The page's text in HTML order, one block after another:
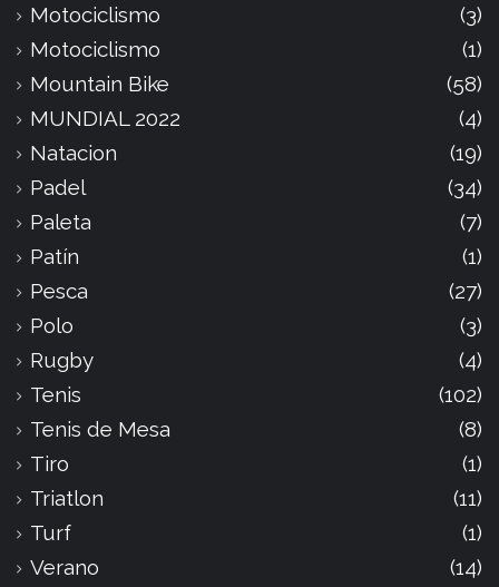
Motociclismo
(3)
Motociclismo
(1)
Mountain Bike
(58)
MUNDIAL 2022
(4)
Natacion
(19)
Padel
(34)
Paleta
(7)
Patín
(1)
Pesca
(27)
Polo
(3)
Rugby
(4)
Tenis
(102)
Tenis de Mesa
(8)
Tiro
(1)
Triatlon
(11)
Turf
(1)
Verano
(14)